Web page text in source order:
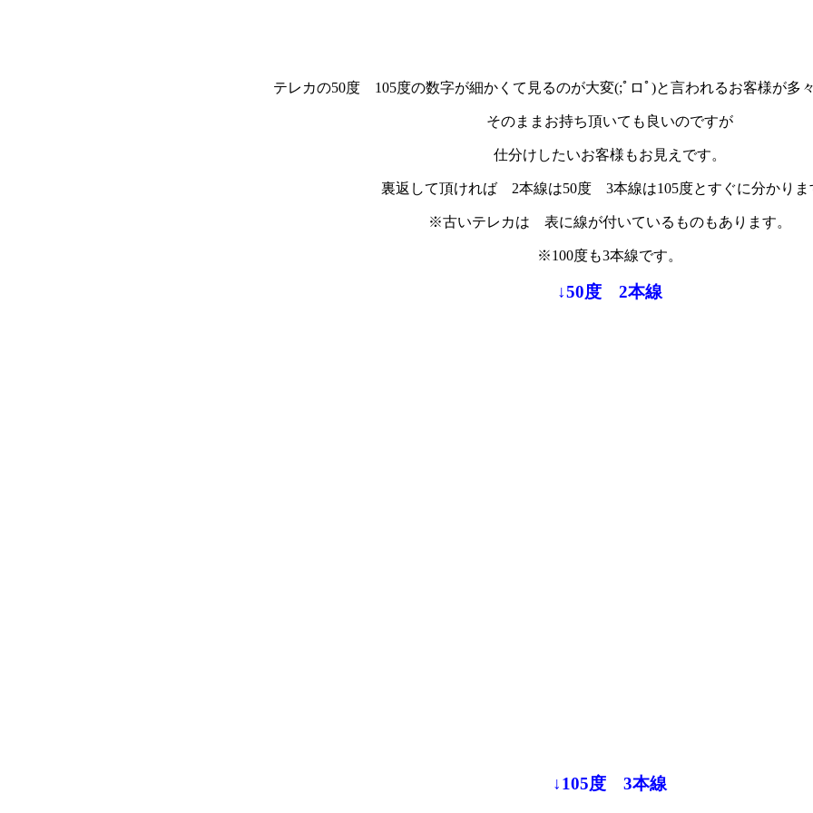
テレカの50度 105度の数字が細かくて見るのが大変(;ﾟロﾟ)と言われるお客様が多
そのままお持ち頂いても良いのですが
仕分けしたいお客様もお見えです。
裏返して頂ければ 2本線は50度 3本線は105度とすぐに分かりま
※古いテレカは 表に線が付いているものもあります。
※100度も3本線です。
↓50度 2本線
↓105度 3本線